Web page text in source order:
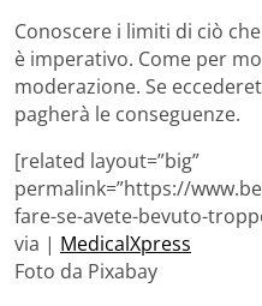
Conoscere i limiti di ciò
è imperativo. Come per
moderazione. Se
pagherà le conseguenze.
[related layout=”big”
permalink=”https://
fare-se-avete-bevuto-
via | MedicalXpress
Foto da Pixabay